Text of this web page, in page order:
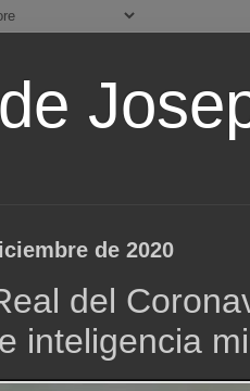
de 2020
del
inteligencia